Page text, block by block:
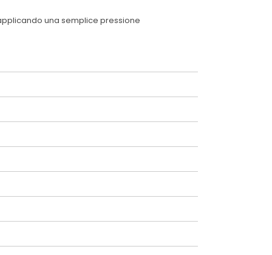
una semplice pressione